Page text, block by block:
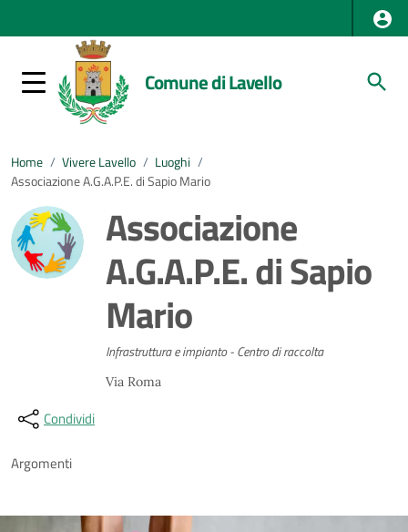
Comune di Lavello
Home / Vivere Lavello / Luoghi /
Associazione A.G.A.P.E. di Sapio Mario
Associazione
A.G.A.P.E. di Sapio
Mario
Infrastruttura e impianto - Centro di raccolta
Via Roma
Condividi
Argomenti